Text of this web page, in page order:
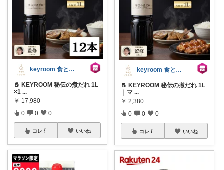
keyroom 食と暮らしのパントリー
🧂 KEYROOM 秘伝の煮だれ 1L
×1 ...
￥ 17,980
0 0 0
コレ いいね
keyroom 食と暮らしのパントリー
🧂 KEYROOM 秘伝の煮だれ 1L
｜マ ...
￥ 2,380
0 0 0
コレ いいね